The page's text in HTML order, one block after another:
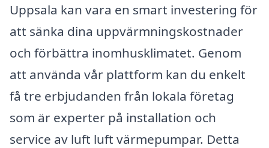
Uppsala kan vara en smart investering för
att sänka dina uppvärmningskostnader
och förbättra inomhusklimatet. Genom
att använda vår plattform kan du enkelt
få tre erbjudanden från lokala företag
som är experter på installation och
service av luft luft värmepumpar. Detta